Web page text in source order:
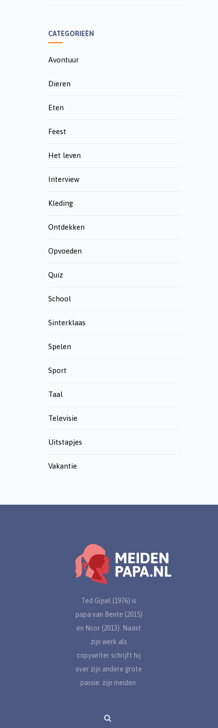
CATEGORIEËN
Avontuur
Dieren
Eten
Feest
Het leven
Interview
Kleding
Ontdekken
Opvoeden
Quiz
School
Sinterklaas
Spelen
Sport
Taal
Televisie
Uitstapjes
Vakantie
Ted Gijsel (1976) is
papa van Bente (2015)
en Noor (2013). Naast
zijn werk als
copywriter schrijft hij
over zijn andere grote
passie: zijn meiden.